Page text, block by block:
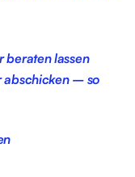
beraten lassen
abschicken – so